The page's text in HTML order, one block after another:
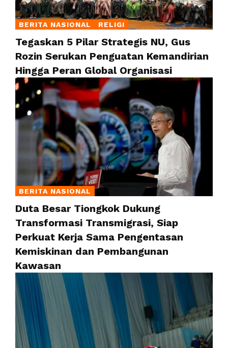
BERITA NASIONAL RELIGI
Tegaskan 5 Pilar Strategis NU, Gus
Rozin Serukan Penguatan Kemandirian
Hingga Peran Global Organisasi
BERITA NASIONAL
Duta Besar Tiongkok Dukung
Transformasi Transmigrasi, Siap
Perkuat Kerja Sama Pengentasan
Kemiskinan dan Pembangunan
Kawasan